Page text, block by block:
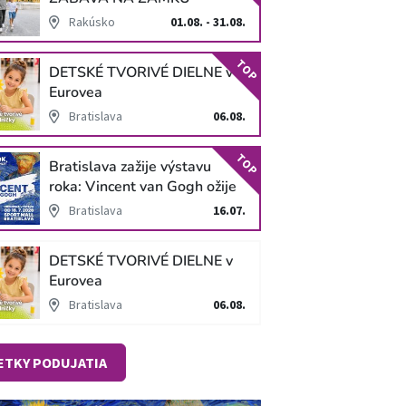
SCHLOSS HOF
Rakúsko 01.08. - 31.08.
DETSKÉ TVORIVÉ DIELNE v
Eurovea
Bratislava 06.08.
TOP
Bratislava zažije výstavu
roka: Vincent van Gogh ožije
v unikátnej imerzívnej šou!
Bratislava 16.07.
TOP
DETSKÉ TVORIVÉ DIELNE v
Eurovea
Bratislava 06.08.
PODUJATIA